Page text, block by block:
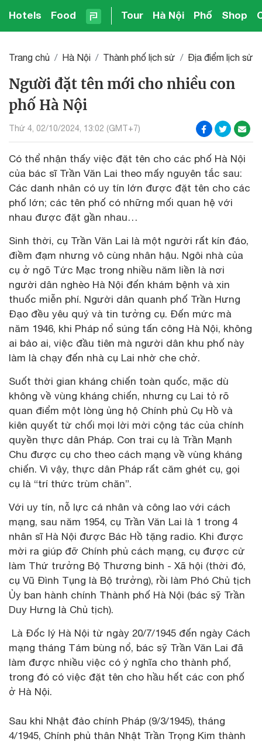
Hotels Food Tour Hà Nội Phố Shop
Trang chủ Hà Nội Thành phố lịch sử Địa điểm lịch sử
Người đặt tên mới cho nhiều con
phố Hà Nội
Thứ 4, 02/10/2024, 13:02 (GMT+7)
Có thể nhận thấy việc đặt tên cho các phố Hà Nội
của bác sĩ Trần Văn Lai theo mấy nguyên tắc sau:
Các danh nhân có uy tín lớn được đặt tên cho các
phố lớn; các tên phố có những mối quan hệ với
nhau được đặt gần nhau…
Sinh thời, cụ Trần Văn Lai là một người rất kín đáo,
điềm đạm nhưng vô cùng nhân hậu. Ngôi nhà của
cụ ở ngõ Tức Mạc trong nhiều năm liền là nơi
người dân nghèo Hà Nội đến khám bệnh và xin
thuốc miễn phí. Người dân quanh phố Trần Hưng
Đạo đều yêu quý và tin tưởng cụ. Đến mức mà
năm 1946, khi Pháp nổ súng tấn công Hà Nội, không
ai bảo ai, việc đầu tiên mà người dân khu phố này
làm là chạy đến nhà cụ Lai nhờ che chở.
Suốt thời gian kháng chiến toàn quốc, mặc dù
không về vùng kháng chiến, nhưng cụ Lai tỏ rõ
quan điểm một lòng ủng hộ Chính phủ Cụ Hồ và
kiên quyết từ chối mọi lời mời cộng tác của chính
quyền thực dân Pháp. Con trai cụ là Trần Mạnh
Chu được cụ cho theo cách mạng về vùng kháng
chiến. Vì vậy, thực dân Pháp rất căm ghét cụ, gọi
cụ là “trí thức trùm chăn”.
Với uy tín, nỗ lực cá nhân và công lao với cách
mạng, sau năm 1954, cụ Trần Văn Lai là 1 trong 4
nhân sĩ Hà Nội được Bác Hồ tặng radio. Khi được
mời ra giúp đỡ Chính phủ cách mạng, cụ được cử
làm Thứ trưởng Bộ Thương binh - Xã hội (thời đó,
cụ Vũ Đình Tụng là Bộ trưởng), rồi làm Phó Chủ tịch
Ủy ban hành chính Thành phố Hà Nội (bác sỹ Trần
Duy Hưng là Chủ tịch).
Là Đốc lý Hà Nội từ ngày 20/7/1945 đến ngày Cách
mạng tháng Tám bùng nổ, bác sỹ Trần Văn Lai đã
làm được nhiều việc có ý nghĩa cho thành phố,
trong đó có việc đặt tên cho hầu hết các con phố
ở Hà Nội.
Sau khi Nhật đảo chính Pháp (9/3/1945), tháng
4/1945, Chính phủ thân Nhật Trần Trọng Kim thành